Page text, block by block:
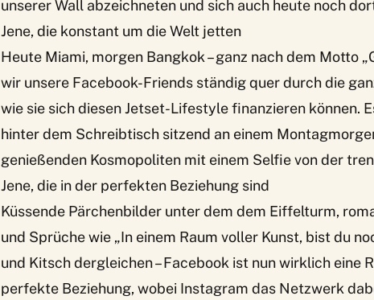
unserer Wall abzeichneten und sich auch heute noch
Jene, die konstant um die Welt jetten
Heute Miami, morgen Bangkok – ganz nach dem Motto
wir unsere Facebook-Friends ständig quer durch die
wie sie sich diesen Jetset-Lifestyle finanzieren können.
hinter dem Schreibtisch sitzend an einem
genießenden Kosmopoliten mit einem Selfie von der
Jene, die in der perfekten Beziehung sind
Küssende Pärchenbilder unter dem dem Eiffelturm,
und Sprüche wie „In einem Raum voller Kunst, bist du
und Kitsch dergleichen – Facebook ist nun wirklich eine
perfekte Beziehung, wobei Instagram das Netzwerk